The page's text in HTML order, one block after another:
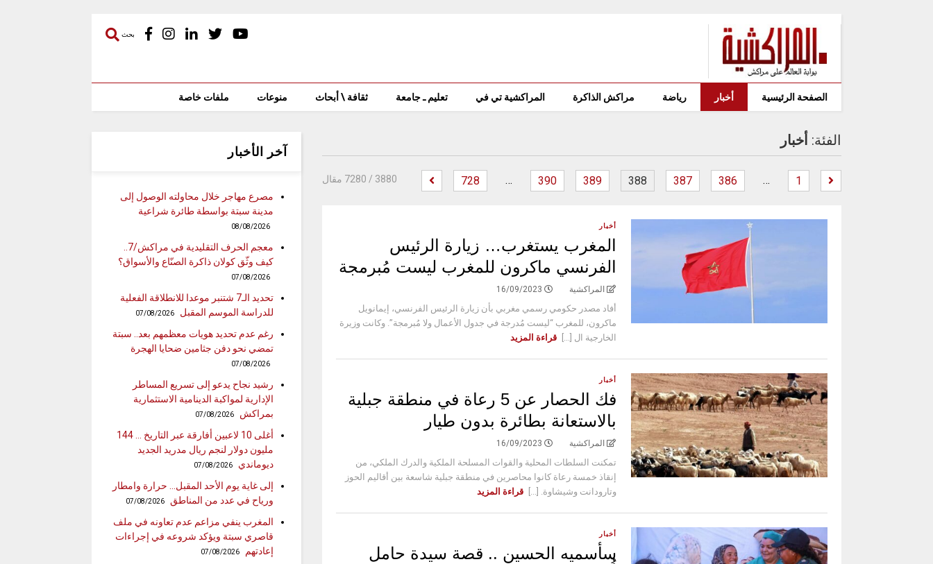
بحث
الصفحة الرئيسية أخبار رياضة مراكش الذاكرة المراكشية تي في تعليم ـ جامعة ثقافة \ أبحاث منوعات ملفات خاصة
الفئة: أخبار
1
…
386
387
388
389
390
…
728
3880 / 7280 مقال
أخبار
المغرب يستغرب… زيارة الرئيس
الفرنسي ماكرون للمغرب ليست مُبرمجة
المراكشية 16/09/2023
أفاد مصدر حكومي رسمي مغربي بأن زيارة الرئيس الفرنسي، إيمانويل
ماكرون، للمغرب “ليست مُدرجة في جدول الأعمال ولا مُبرمجة”. وكانت وزيرة
الخارجية ال [...]
قراءة المزيد
أخبار
فك الحصار عن 5 رعاة في منطقة جبلية
بالاستعانة بطائرة بدون طيار
المراكشية 16/09/2023
تمكنت السلطات المحلية والقوات المسلحة الملكية والدرك الملكي، من
إنقاذ خمسة رعاة كانوا محاصرين في منطقة جبلية شاسعة بين أقاليم الحوز
وتارودانت وشيشاوة. [...]
قراءة المزيد
أخبار
سأسميه الحسين .. قصة سيدة حامل
آخر الأخبار
مصرع مهاجر خلال محاولته الوصول إلى
مدينة سبتة بواسطة طائرة شراعية
08/08/2026
معجم الحرف التقليدية في مراكش/7..
كيف وثّق كولان ذاكرة الصنّاع والأسواق؟
07/08/2026
تحديد الـ7 شتنبر موعدا للانطلاقة الفعلية
للدراسة الموسم المقبل
07/08/2026
رغم عدم تحديد هويات معظمهم بعد.. سبتة
تمضي نحو دفن جثامين ضحايا الهجرة
07/08/2026
رشيد نجاح يدعو إلى تسريع المساطر
الإدارية لمواكبة الدينامية الاستثمارية
بمراكش
07/08/2026
أغلى 10 لاعبين أفارقة عبر التاريخ … 144
مليون دولار لنجم ريال مدريد الجديد
ديوماندي
07/08/2026
إلى غاية يوم الأحد المقبل… حرارة وامطار
ورياح في عدد من المناطق
07/08/2026
المغرب ينفي مزاعم عدم تعاونه في ملف
قاصري سبتة ويؤكد شروعه في إجراءات
إعادتهم
07/08/2026